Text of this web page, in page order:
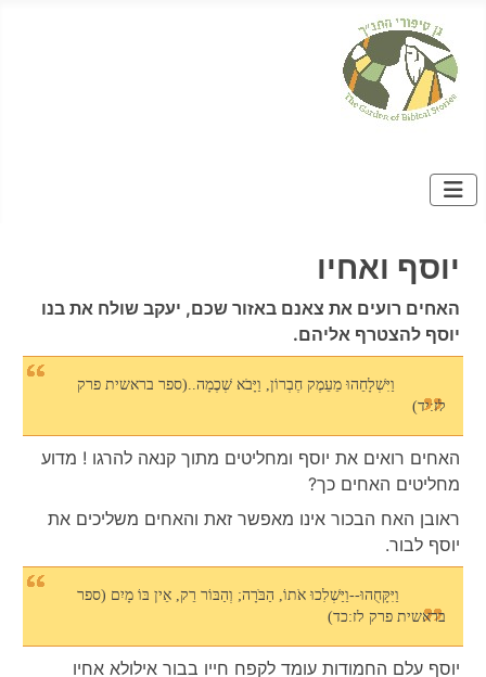
יוסף ואחיו
האחים רועים את צאנם באזור שכם, יעקב שולח את בנו
יוסף להצטרף אליהם.
וַיִּשְׁלָחֵהוּ מֵעֵמֶק חֶבְרוֹן, וַיָּבֹא שְׁכֶמָה..(ספר בראשית פרק
לז:יד)
האחים רואים את יוסף ומחליטים מתוך קנאה להרגו ! מדוע
מחליטים האחים כך?
ראובן האח הבכור אינו מאפשר זאת והאחים משליכים את
יוסף לבור.
וַיִּקָּחֻהוּ--וַיַּשְׁלִכוּ אֹתוֹ, הַבֹּרָה; וְהַבּוֹר רֵק, אֵין בּוֹ מָיִם (ספר
בראשית פרק לז:כד)
יוסף עלם החמודות עומד לקפח חייו בבור אילולא אחיו